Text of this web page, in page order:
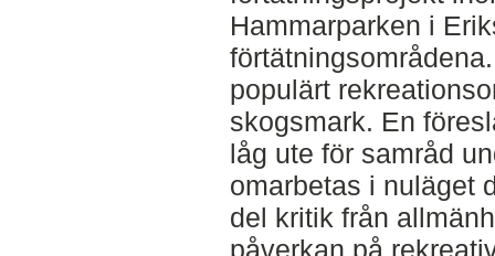
Hammarparken i
populärt
skogsmark. En
låg ute för samråd
omarbetas i nuläget
del kritik från
påverkan på